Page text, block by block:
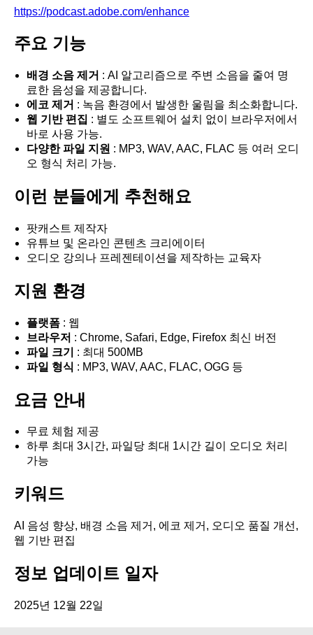
https://podcast.adobe.com/enhance
주요 기능
배경 소음 제거 : AI 알고리즘으로 주변 소음을 줄여 명
료한 음성을 제공합니다.
에코 제거 : 녹음 환경에서 발생한 울림을 최소화합니다.
웹 기반 편집 : 별도 소프트웨어 설치 없이 브라우저에서
바로 사용 가능.
다양한 파일 지원 : MP3, WAV, AAC, FLAC 등 여러 오디
오 형식 처리 가능.
이런 분들에게 추천해요
팟캐스트 제작자
유튜브 및 온라인 콘텐츠 크리에이터
오디오 강의나 프레젠테이션을 제작하는 교육자
지원 환경
플랫폼 : 웹
브라우저 : Chrome, Safari, Edge, Firefox 최신 버전
파일 크기
: 최대 500MB
파일 형식 : MP3, WAV, AAC, FLAC, OGG 등
요금 안내
무료 체험 제공
하루 최대 3시간, 파일당 최대 1시간 길이 오디오 처리
가능
키워드
AI 음성 향상, 배경 소음 제거, 에코 제거, 오디오 품질 개선,
웹 기반 편집
정보 업데이트 일자
2025년 12월 22일